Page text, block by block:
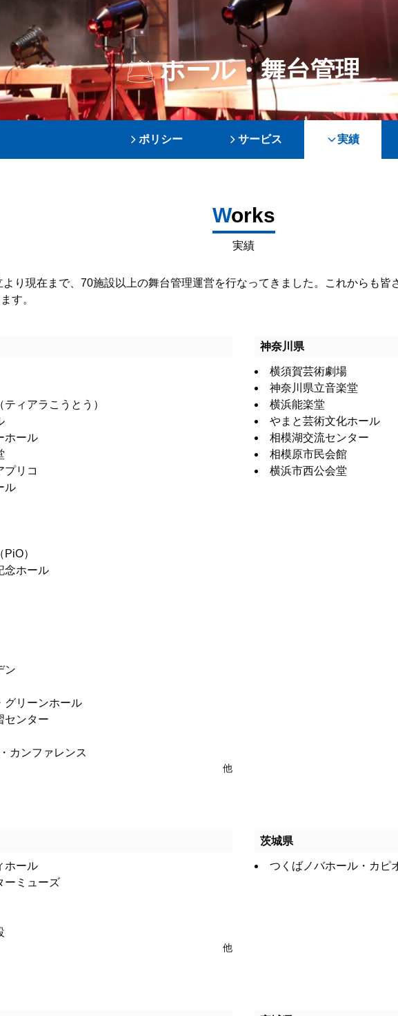
ホール・舞台管理
ポリシー サービス 実績
Works
実績
り現在まで、70施設以上の舞台管理運営を行なってきました。これからも皆
す。
ィアラこうとう）
ホール
プリコ
ル
）
念ホール
ン
グリーンホール
センター
カンファレンス
他
ホール
ーミューズ
他
神奈川県
横須賀芸術劇場
神奈川県立音楽堂
横浜能楽堂
やまと芸術文化ホール
相模湖交流センター
相模原市民会館
横浜市西公会堂
茨城県
つくばノバホール・カピ